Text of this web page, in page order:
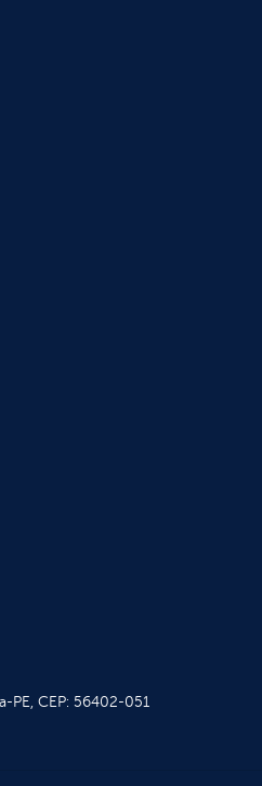
PE, CEP: 56402-051